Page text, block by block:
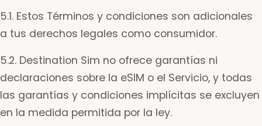
5.1. Estos Términos y condiciones son adicionales
a tus derechos legales como consumidor.
5.2. Destination Sim no ofrece garantías ni
declaraciones sobre la eSIM o el Servicio, y todas
las garantías y condiciones implícitas se excluyen
en la medida permitida por la ley.